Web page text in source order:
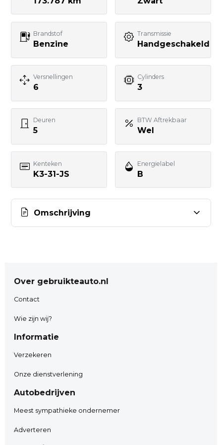
Uw bericht
BERICHT VERSTUREN
Brandstof
Benzine
Transmissie
Handgeschakeld
Versnellingen
6
Cylinders
3
Deuren
5
BTW Aftrekbaar
Wel
Kenteken
K3-31-JS
Energielabel
B
Omschrijving
2181GD Hillegom.
0252-532222
Whatsapp nr: 06-29081008
Instagram.
• Inruil van uw huidige auto
Wij bieden u de mogelijkheid om uw huidige
Over gebruikteauto.nl
Contact
Wie zijn wij?
Informatie
Verzekeren
Onze dienstverlening
Autobedrijven
Meest sympathieke ondernemer
Adverteren